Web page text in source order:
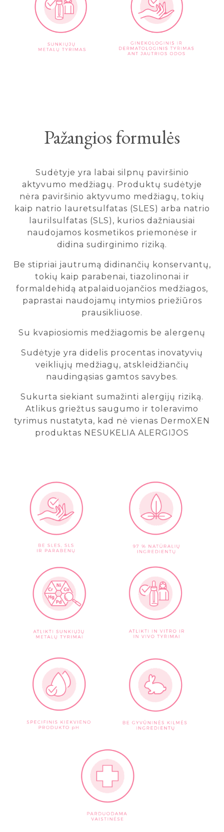
Pažangios formulės
Sudėtyje yra labai silpnų paviršinio
aktyvumo medžiagų. Produktų sudėtyje
nėra paviršinio aktyvumo medžiagų, tokių
kaip natrio lauretsulfatas (SLES) arba natrio
laurilsulfatas (SLS), kurios dažniausiai
naudojamos kosmetikos priemonėse ir
didina sudirginimo riziką.
Be stipriai jautrumą didinančių konservantų,
tokių kaip parabenai, tiazolinonai ir
formaldehidą atpalaiduojančios medžiagos,
paprastai naudojamų intymios priežiūros
prausikliuose.
Su kvapiosiomis medžiagomis be alergenų
Sudėtyje yra didelis procentas inovatyvių
veikliųjų medžiagų, atskleidžiančių
naudingąsias gamtos savybes.
Sukurta siekiant sumažinti alergijų riziką.
Atlikus griežtus saugumo ir toleravimo
tyrimus nustatyta, kad nė vienas DermoXEN
produktas NESUKELIA ALERGIJOS